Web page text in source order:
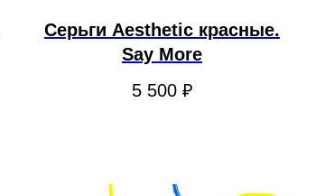
Серьги Aesthetic красные.
Say More
5 500 ₽